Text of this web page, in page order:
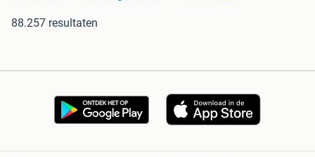
88.257 resultaten